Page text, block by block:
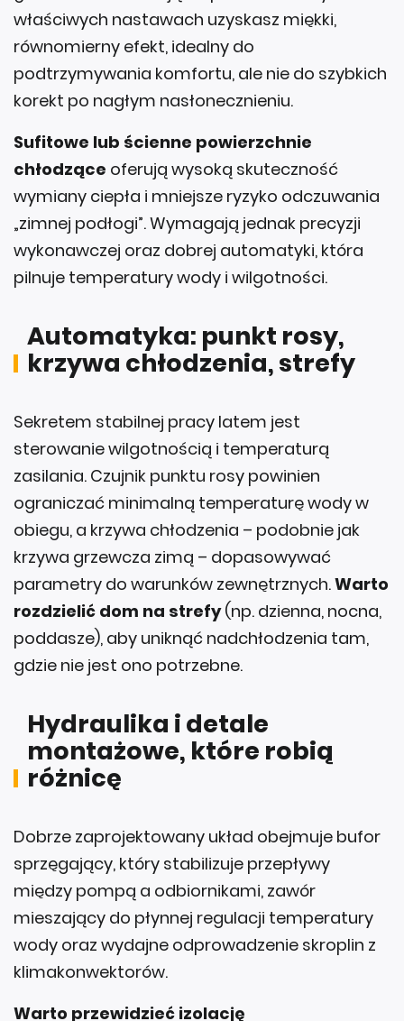
równomierny efekt, idealny do
podtrzymywania komfortu, ale nie do szybkich
korekt po nagłym nasłonecznieniu.
Sufitowe lub ścienne powierzchnie
chłodząceoferują wysoką skuteczność
wymiany ciepła i mniejsze ryzyko odczuwania
„zimnej podłogi”. Wymagają jednak precyzji
wykonawczej oraz dobrej automatyki, która
pilnuje temperatury wody i wilgotności.
krzywa chłodzenia, strefy
sterowanie wilgotnością i temperaturą
zasilania. Czujnik punktu rosy powinien
ograniczać minimalną temperaturę wody w
obiegu, a krzywa chłodzenia – podobnie jak
krzywa grzewcza zimą – dopasowywać
parametry do warunków zewnętrznych.
rozdzielić dom na strefy(np. dzienna, nocna,
poddasze), aby uniknąć nadchłodzenia tam,
gdzie nie jest ono potrzebne.
montażowe, które robią
różnicę
sprzęgający, który stabilizuje przepływy
między pompą a odbiornikami, zawór
mieszający do płynnej regulacji temperatury
wody oraz wydajne odprowadzenie skroplin z
klimakonwektorów.
Warto przewidzieć izolację
antykondensacyjną na przewodach